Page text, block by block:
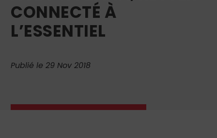
CONNECTÉ À
L’ESSENTIEL
Publié le 29 Nov 2018